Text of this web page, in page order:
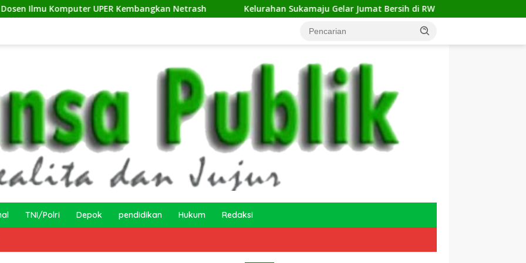
Kembangkan Netrash Kelurahan Sukamaju Gelar Jumat Bersih di RW 23, Warga Sampaikan Aspirasi
TNI/Polri Depok pendidikan Hukum Redaksi